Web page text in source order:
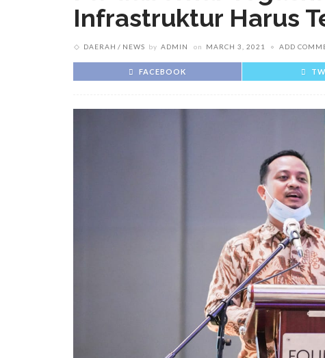
Infrastruktur Harus
DAERAH NEWS by ADMIN on MARCH 3, 2021 ADD
FACEBOOK